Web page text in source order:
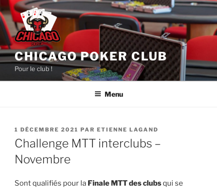
Aller
au
contenu
principal
CHICAGO POKER CLUB
Pour le club !
Menu
PUBLIÉ
LE
1 DÉCEMBRE 2021 PAR ETIENNE LAGAND
Challenge MTT interclubs –
Novembre
Sont qualifiés pour la Finale MTT des clubsqui se